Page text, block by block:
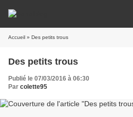
Accueil » Des petits trous
Des petits trous
Publié le 07/03/2016 à 06:30
Par colette95